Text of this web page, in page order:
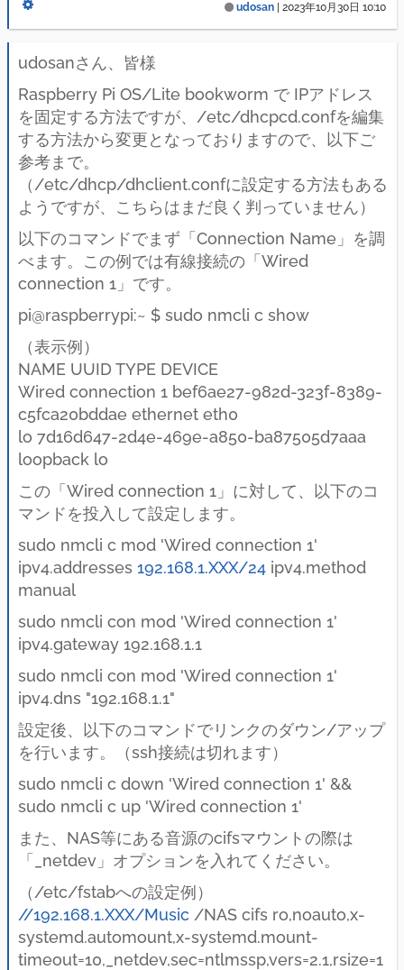
udosan 2023年10月30日 10:10
udosanさん、皆様
Raspberry Pi OS/Lite bookworm で IPアドレス
を固定する方法ですが、/etc/dhcpcd.confを編集
する方法から変更となっておりますので、以下ご
参考まで。
（/etc/dhcp/dhclient.confに設定する方法もある
ようですが、こちらはまだ良く判っていません）
以下のコマンドでまず「Connection Name」を調
べます。この例では有線接続の「Wired
connection 1」です。
pi@raspberrypi:~ $ sudo nmcli c show
（表示例）
NAME UUID TYPE DEVICE
Wired connection 1 bef6ae27-982d-323f-8389-
c5fca20bddae ethernet eth0
lo 7d16d647-2d4e-469e-a850-ba87505d7aaa
loopback lo
この「Wired connection 1」に対して、以下のコ
マンドを投入して設定します。
sudo nmcli c mod 'Wired connection 1'
ipv4.addresses 192.168.1.XXX/24 ipv4.method
manual
sudo nmcli con mod 'Wired connection 1'
ipv4.gateway 192.168.1.1
sudo nmcli con mod 'Wired connection 1'
ipv4.dns "192.168.1.1"
設定後、以下のコマンドでリンクのダウン/アップ
を行います。（ssh接続は切れます）
sudo nmcli c down 'Wired connection 1' &&
sudo nmcli c up 'Wired connection 1'
また、NAS等にある音源のcifsマウントの際は
「_netdev」オプションを入れてください。
（/etc/fstabへの設定例）
//192.168.1.XXX/Music /NAS cifs ro,noauto,x-
systemd.automount,x-systemd.mount-
timeout=10,_netdev,sec=ntlmssp,vers=2.1,rsize=1